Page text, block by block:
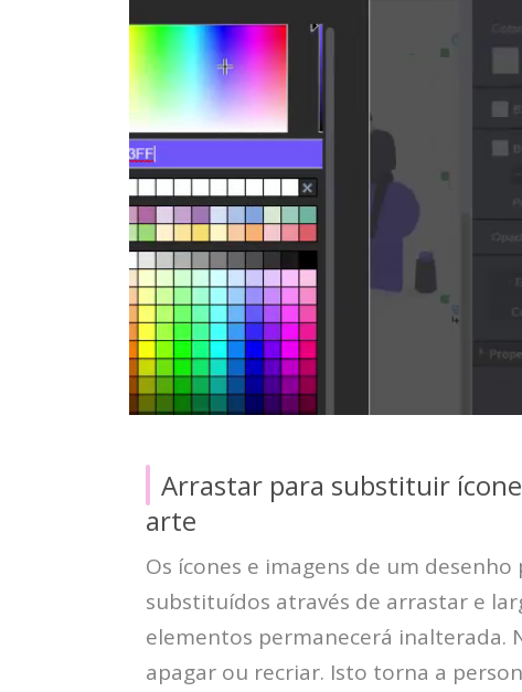
Arrastar para substituir
arte
Os ícones e imagens de um desenho
substituídos através de arrastar e
elementos permanecerá inalterada.
apagar ou recriar. Isto torna a